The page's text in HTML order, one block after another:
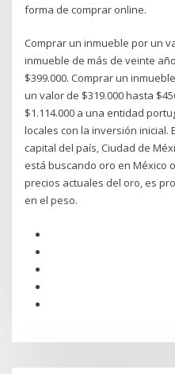
forma de comprar online.
Comprar un inmueble por un
inmueble de más de veinte
$399.000. Comprar un
un valor de $319.000 hasta
$1.114.000 a una entidad
locales con la inversión inicial.
capital del país, Ciudad de
está buscando oro en México
precios actuales del oro, es
en el peso.